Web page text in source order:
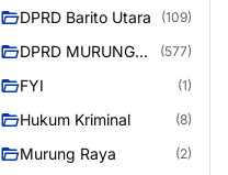
DPRD Barito Utara (109)
DPRD MURUNG
(577)
FYI (1)
Hukum Kriminal (8)
Murung Raya (2)